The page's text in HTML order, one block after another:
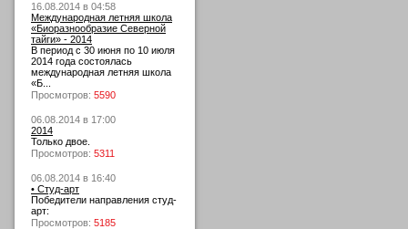
16.08.2014 в 04:58
Международная летняя школа
«Биоразнообразие Северной
тайги» - 2014
В период с 30 июня по 10 июля
2014 года состоялась
международная летняя школа
«Б...
Просмотров: 5590
06.08.2014 в 17:00
2014
Только двое.
Просмотров: 5311
06.08.2014 в 16:40
• Студ-арт
Победители направления студ-
арт:
Просмотров: 5185